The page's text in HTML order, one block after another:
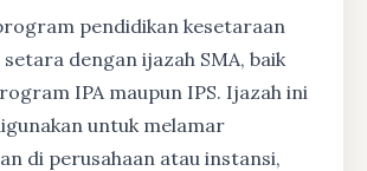
pendidikan kesetaraan
setara dengan ijazah SMA, baik
IPA maupun IPS. Ijazah ini
untuk melamar
di perusahaan atau instansi,